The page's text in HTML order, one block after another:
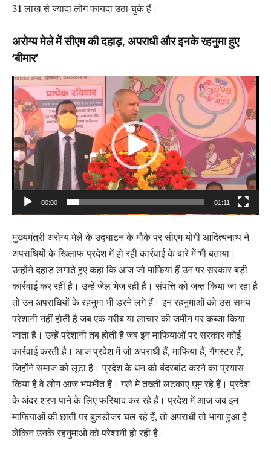
31 लाख से ज्यादा लोग फायदा उठा चुके हैं।
अरोग्य मेले में सीएम की दहाड़, अपराधी और इनके रहनुमा हुए
‘बीमार’
Video
Player
00:00 01:11
मुख्यमंत्री अरोग्य मेले के उद्घाटन के मौके पर सीएम योगी आदित्यनाथ ने
अपराधियों के खिलाफ प्रदेश में हो रही कार्रवाई के बारे में भी बताया।
उन्होंने दहाड़ लगाते हुए कहा कि आज जो माफिया हैं उन पर सरकार बड़ी
कार्रवाई कर रही है। उन्हें जेल भेज रही है। संपत्ति को जब्त किया जा रहा है
तो उन अपराधियों के रहनुमा भी डरने लगे हैं। इन रहनुमाओं को उस समय
परेशानी नहीं होती है जब एक गरीब या लाचार की जमीन पर कब्जा किया
जाता है। उन्हें परेशानी तब होती है जब इन माफियाओं पर सरकार कोई
कार्रवाई करती है। आज प्रदेश में जो अपराधी हैं, माफिया हैं, गैंगस्टर हैं,
जिहोंने समाज को लूटा है। प्रदेश के धन को बंदरबांट करने का प्रयास
किया है वे लोग आज भयभीत हैं। गले में तख्ती लटकाए घूम रहे हैं। प्रदेश
के अंदर शरण पाने के लिए फरियाद कर रहे हैं। प्रदेश में आज जब इन
माफियाओं की छाती पर बुलडोजर चल रहे हैं, तो अपराधी तो भागा हुआ है
लेकिन उनके रहनुमाओं को परेशानी हो रही है।